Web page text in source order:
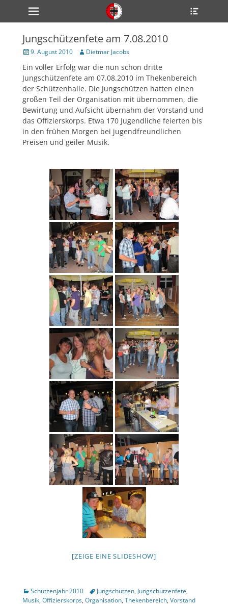
zum
Inhalt
Primärmenü
Jungschützenfete am 7.08.2010
Veröffentlicht
9. August 2010 Author
Dietmar Jacobs
Ein voller Erfolg war die nun schon dritte
Jungschützenfete am 07.08.2010 im Thekenbereich
der Schützenhalle. Die Jungschützen hatten einen
großen Teil der Organisation mit übernommen, die
Bewirtung und Aufsicht übernahm der Vorstand und
das Offizierskorps. Etwa 170 Jugendliche feierten bis
in den frühen Morgen bei jugendfreundlichen
Preisen und geiler Musik.
[ZEIGE EINE SLIDESHOW]
Kategorien
Schützenjahr 2010 TagsJungschützen, Jungschützenfete,
Musik, Offizierskorps, Organisation, Thekenbereich, Vorstand